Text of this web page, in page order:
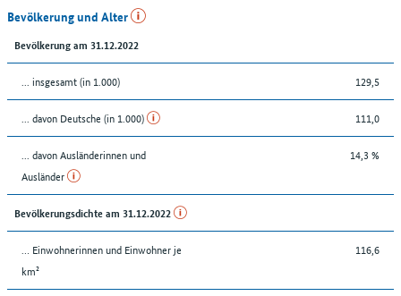
Bevölkerung und Alter
Bevölkerung am 31.12.2022
... insgesamt (in 1.000) 129,5
... davon Deutsche (in 1.000) 111,0
... davon Ausländerinnen und
Ausländer
14,3 %
Bevölkerungsdichte am 31.12.2022
… Einwohnerinnen und Einwohner je
km²
116,6